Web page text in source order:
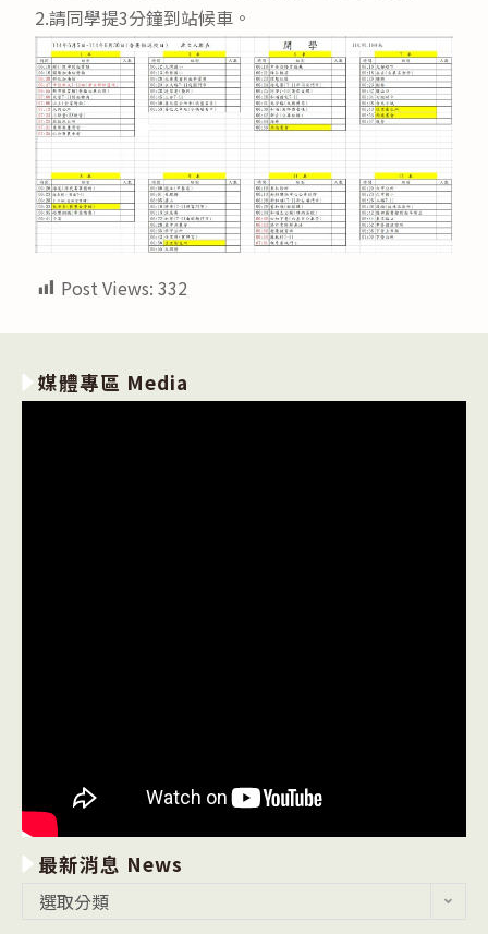
2.請同學提3分鐘到站候車。
Post Views: 332
媒體專區 Media
最新消息 News
選取分類